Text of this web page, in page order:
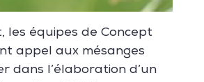
les équipes de Concept
appel aux mésanges
dans l’élaboration d’un